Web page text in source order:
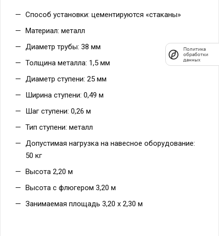
Способ установки: цементируются «стаканы»
Материал: металл
Диаметр трубы: 38 мм
Толщина металла: 1,5 мм
Диаметр ступени: 25 мм
Ширина ступени: 0,49 м
Шаг ступени: 0,26 м
Тип ступени: металл
Допустимая нагрузка на навесное оборудование:
50 кг
Высота 2,20 м
Высота с флюгером 3,20 м
Занимаемая площадь 3,20 х 2,30 м
Политика
обработки
данных